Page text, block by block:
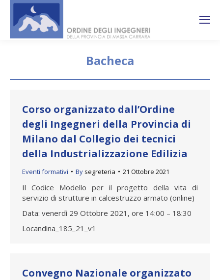
Bacheca
Corso organizzato dall’Ordine
degli Ingegneri della Provincia di
Milano dal Collegio dei tecnici
della Industrializzazione Edilizia
Eventi formativi By segreteria 21 Ottobre 2021
Il Codice Modello per il progetto della vita di
servizio di strutture in calcestruzzo armato (online)
Data: venerdì 29 Ottobre 2021, ore 14:00 – 18:30
Locandina_185_21_v1
Convegno Nazionale organizzato